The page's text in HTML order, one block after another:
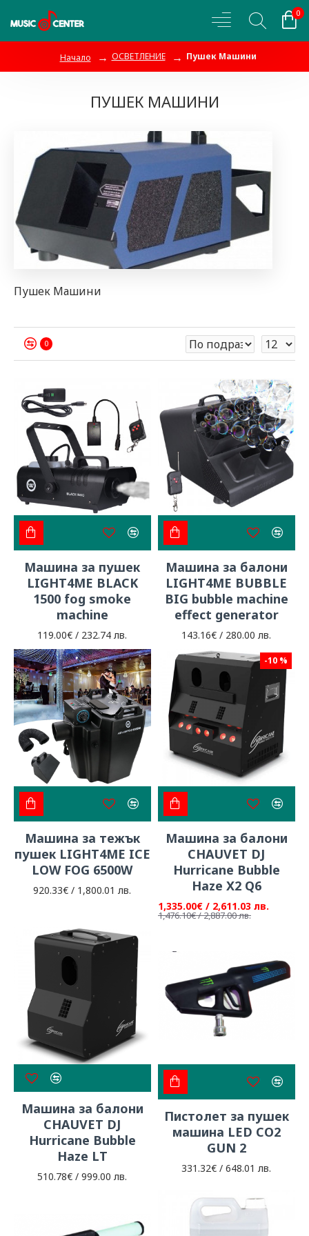
0
Начало ОСВЕТЛЕНИЕ Пушек Машини
ПУШЕК МАШИНИ
Пушек Машини
0
Машина за пушек
LIGHT4ME BLACK
1500 fog smoke
machine
119.00€ / 232.74 лв.
Машина за балони
LIGHT4ME BUBBLE
BIG bubble machine
effect generator
143.16€ / 280.00 лв.
Машина за тежък
пушек LIGHT4ME ICE
LOW FOG 6500W
920.33€ / 1,800.01 лв.
-10 %
Машина за балони
CHAUVET DJ
Hurricane Bubble
Haze X2 Q6
1,335.00€ / 2,611.03 лв.
1,476.10€ / 2,887.00 лв.
Машина за балони
CHAUVET DJ
Hurricane Bubble
Haze LT
510.78€ / 999.00 лв.
Пистолет за пушек
машина LED CO2
GUN 2
331.32€ / 648.01 лв.